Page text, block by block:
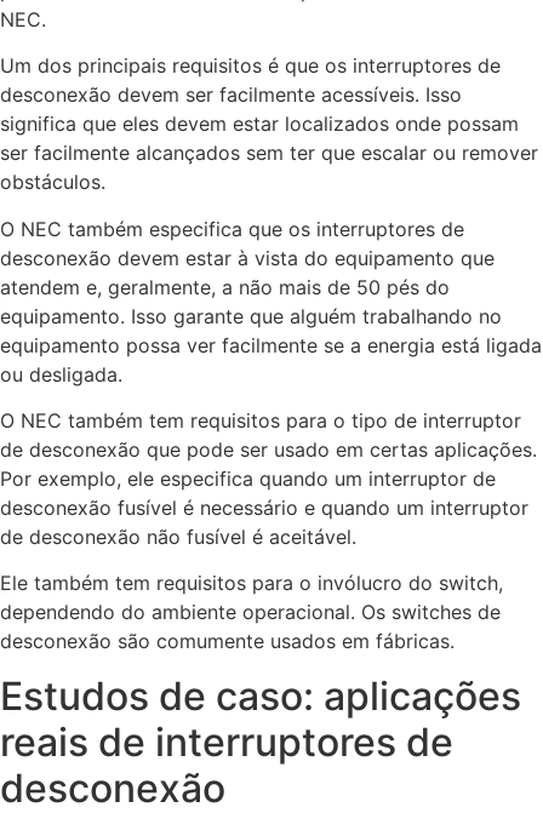
NEC.
Um dos principais requisitos é que os interruptores de
desconexão devem ser facilmente acessíveis. Isso
significa que eles devem estar localizados onde possam
ser facilmente alcançados sem ter que escalar ou remover
obstáculos.
O NEC também especifica que os interruptores de
desconexão devem estar à vista do equipamento que
atendem e, geralmente, a não mais de 50 pés do
equipamento. Isso garante que alguém trabalhando no
equipamento possa ver facilmente se a energia está ligada
ou desligada.
O NEC também tem requisitos para o tipo de interruptor
de desconexão que pode ser usado em certas aplicações.
Por exemplo, ele especifica quando um interruptor de
desconexão fusível é necessário e quando um interruptor
de desconexão não fusível é aceitável.
Ele também tem requisitos para o invólucro do switch,
dependendo do ambiente operacional. Os switches de
desconexão são comumente usados em fábricas.
Estudos de caso: aplicações
reais de interruptores de
desconexão